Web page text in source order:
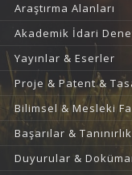
Araştırma Alanları
Akademik İdari
Yayınlar & Eserler
Proje & Patent &
Bilimsel & Mesleki
Başarılar & Tanınırlık
Duyurular &